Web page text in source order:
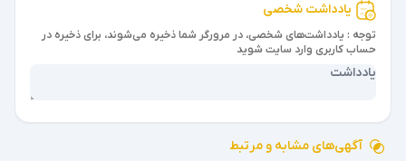
یادداشت شخصی
توجه : یادداشت‌های شخصی، در مرورگر شما ذخیره می‌شوند، برای ذخیره در
حساب کاربری وارد سایت شوید
آگهی‌های مشابه و مرتبط